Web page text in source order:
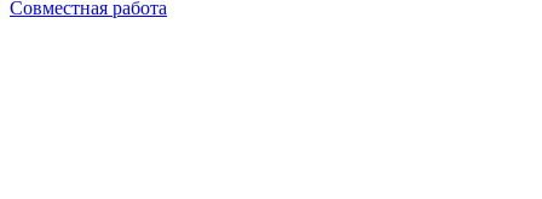
Совместная работа